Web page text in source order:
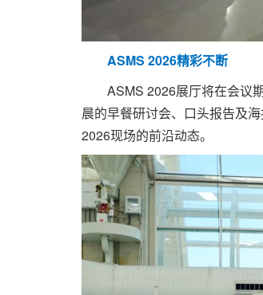
ASMS 2026精彩不断
ASMS 2026展厅将在会议期
晨的早餐研讨会、口头报告及
2026现场的前沿动态。